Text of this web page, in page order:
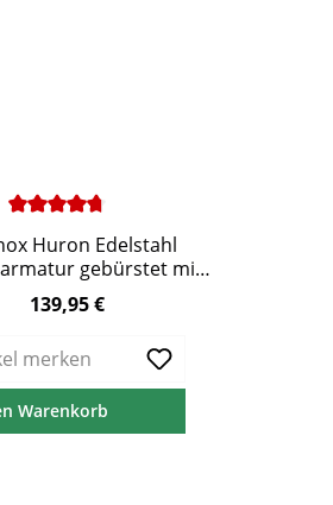
Bewertung von 4.75 von 5
Huron Edelstahl
gebürstet mit
Auslauf
Preis:
139,95 €
merken
Warenkorb